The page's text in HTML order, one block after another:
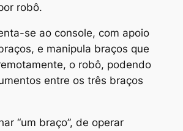
robô.
se ao console, com apoio
e manipula braços que
o robô, podendo
entre os três braços
“um braço”, de operar